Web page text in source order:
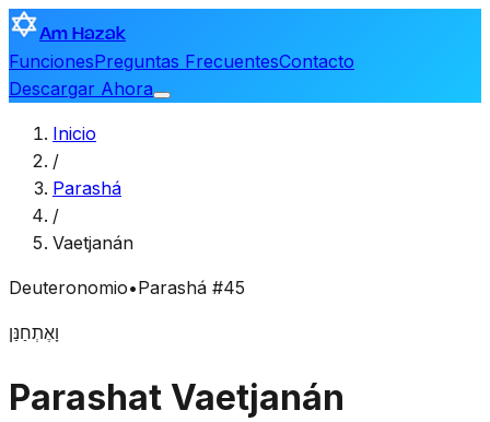
Am Hazak
FuncionesPreguntas FrecuentesContacto
Descargar Ahora
Inicio
/
Parashá
/
Vaetjanán
Deuteronomio•Parashá #45
וָאֶתְחַנַּן
Parashat Vaetjanán